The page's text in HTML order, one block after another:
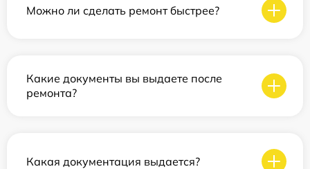
Можно ли сделать ремонт быстрее?
Какие документы вы выдаете после
ремонта?
Какая документация выдается?